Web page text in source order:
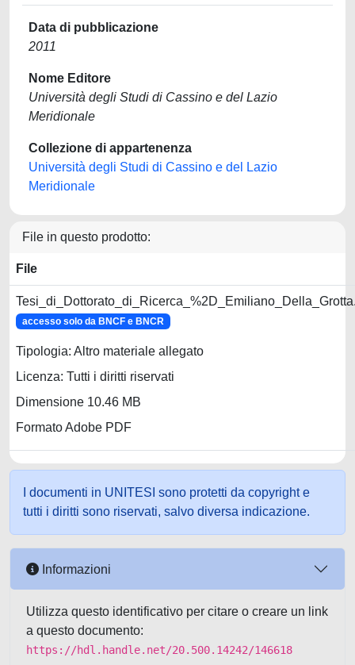
Data di pubblicazione
2011
Nome Editore
Università degli Studi di Cassino e del Lazio
Meridionale
Collezione di appartenenza
Università degli Studi di Cassino e del Lazio
Meridionale
File in questo prodotto:
File
accesso solo da BNCF e BNCR
Tipologia: Altro materiale allegato
Licenza: Tutti i diritti riservati
Dimensione 10.46 MB
Formato Adobe PDF
I documenti in UNITESI sono protetti da copyright e
tutti i diritti sono riservati, salvo diversa indicazione.
Informazioni
Utilizza questo identificativo per citare o creare un link
a questo documento:
https://hdl.handle.net/20.500.14242/146618